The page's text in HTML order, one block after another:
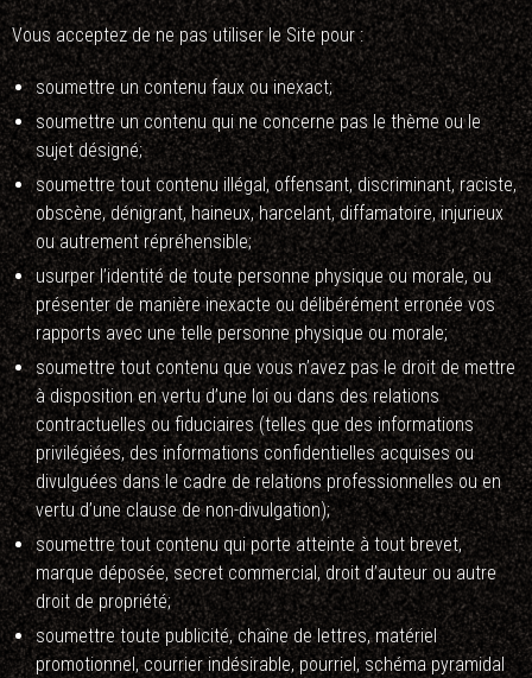
Vous acceptez de ne pas utiliser le Site pour :
soumettre un contenu faux ou inexact;
soumettre un contenu qui ne concerne pas le thème ou le
sujet désigné;
soumettre tout contenu illégal, offensant, discriminant, raciste,
obscène, dénigrant, haineux, harcelant, diffamatoire, injurieux
ou autrement répréhensible;
usurper l’identité de toute personne physique ou morale, ou
présenter de manière inexacte ou délibérément erronée vos
rapports avec une telle personne physique ou morale;
soumettre tout contenu que vous n’avez pas le droit de mettre
à disposition en vertu d’une loi ou dans des relations
contractuelles ou fiduciaires (telles que des informations
privilégiées, des informations confidentielles acquises ou
divulguées dans le cadre de relations professionnelles ou en
vertu d’une clause de non-divulgation);
soumettre tout contenu qui porte atteinte à tout brevet,
marque déposée, secret commercial, droit d’auteur ou autre
droit de propriété;
soumettre toute publicité, chaîne de lettres, matériel
promotionnel, courrier indésirable, pourriel, schéma pyramidal